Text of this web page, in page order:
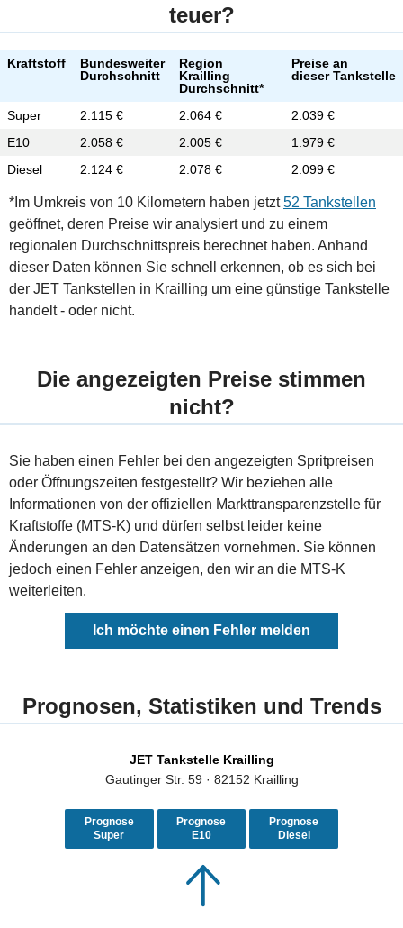
teuer?
Kraftstoff
Bundesweiter
Durchschnitt
Region
Krailling
Durchschnitt*
Preise an
dieser Tankstelle
Super 2.115 € 2.064 €
2.039 €
E10
2.058 € 2.005 €
1.979 €
Diesel
2.124 € 2.078 € 2.099 €
*Im Umkreis von 10 Kilometern haben jetzt52 Tankstellen
geöffnet, deren Preise wir analysiert und zu einem
regionalen Durchschnittspreis berechnet haben. Anhand
dieser Daten können Sie schnell erkennen, ob es sich bei
der JET Tankstellen in Krailling um eine günstige Tankstelle
handelt - oder nicht.
Die angezeigten Preise stimmen
nicht?
Sie haben einen Fehler bei den angezeigten Spritpreisen
oder Öffnungszeiten festgestellt? Wir beziehen alle
Informationen von der offiziellen Markttransparenzstelle für
Kraftstoffe (MTS-K) und dürfen selbst leider keine
Änderungen an den Datensätzen vornehmen. Sie können
jedoch einen Fehler anzeigen, den wir an die MTS-K
weiterleiten.
Ich möchte einen Fehler melden
Prognosen, Statistiken und Trends
JET Tankstelle Krailling
Gautinger Str. 59 · 82152 Krailling
Prognose
Super
Prognose
E10
Prognose
Diesel